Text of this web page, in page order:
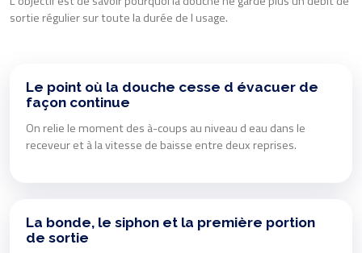
sortie régulier sur toute la durée de l usage.
Le point où la douche cesse d évacuer de
façon continue
On relie le moment des à-coups au niveau d eau dans le
receveur et à la vitesse de baisse entre deux reprises.
La bonde, le siphon et la première portion
de sortie